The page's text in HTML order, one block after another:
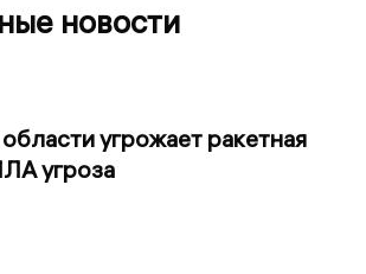
новости
угрожает ракетная
угроза